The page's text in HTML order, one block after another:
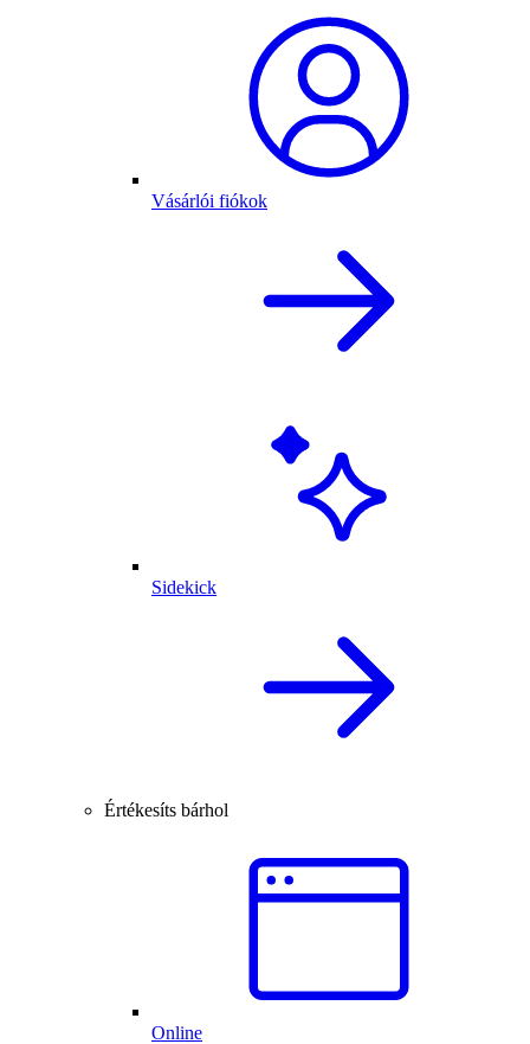
Vásárlói fiókok
Sidekick
Értékesíts bárhol
Online